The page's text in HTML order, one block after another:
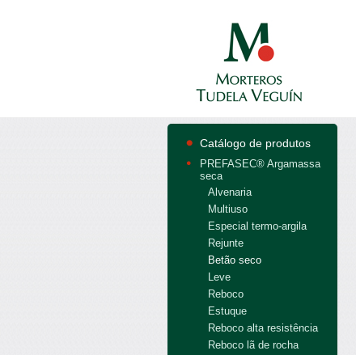
Catálogo de produtos
PREFASEC® Argamassa
seca
Alvenaria
Multiuso
Especial termo-argila
Rejunte
Betão seco
Leve
Reboco
Estuque
Reboco alta resistência
Reboco lã de rocha